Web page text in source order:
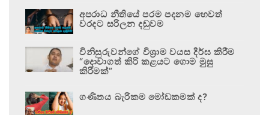
අපරාධ නීතියේ පරම පදනම හෙවත්
වරදට සරිලන දඬුවම
විනිසුරුවන්ගේ විශ්‍රාම වයස දීර්ඝ කිරීම
“දොවාගත් කිරි කළයට ගොම මුසු
කිරීමක්”
ගණිතය බැරිකම මෝඩකමක් ද?